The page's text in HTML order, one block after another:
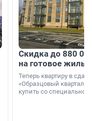
Скидка до 880
на готовое
Теперь квартиру в
«Образцовый квартал
купить со специальной